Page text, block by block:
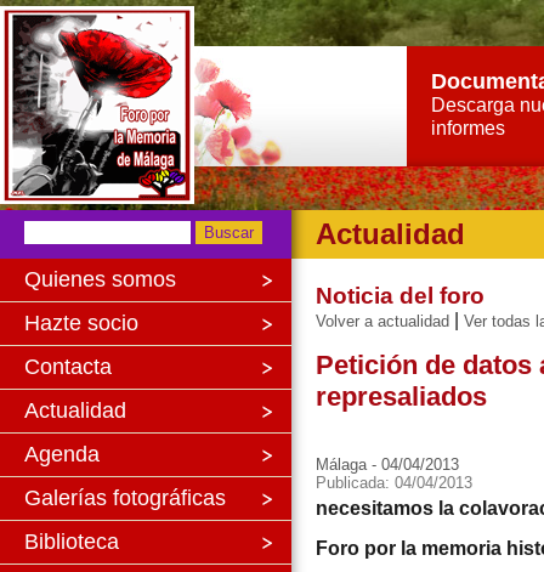
Descarga
informes
Quienes somos
Hazte socio
Contacta
Actualidad
Agenda
Galerías fotográficas
Biblioteca
Actualidad
Noticia del foro
Volver a actualidad Ver todas
Petición de datos
represaliados
Málaga - 04/04/2013
Publicada: 04/04/2013
necesitamos la
Foro por la memoria